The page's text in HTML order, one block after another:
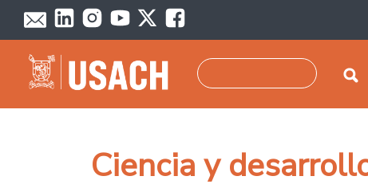
Pasar al contenido principal
Ciencia y